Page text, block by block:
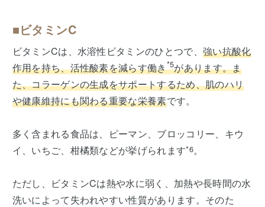
■ビタミンC
ビタミンCは、水溶性ビタミンのひとつで、 強い抗酸化
作用を持ち、活性酸素を減らす働き*5があります。ま
た、コラーゲンの生成をサポートするため、肌のハリ
や健康維持にも関わる重要な栄養素です。
多く含まれる食品は、ピーマン、ブロッコリー、キウ
イ、いちご、柑橘類などが挙げられます*6。
ただし、ビタミンCは熱や水に弱く、加熱や長時間の水
洗いによって失われやすい性質があります。そのた